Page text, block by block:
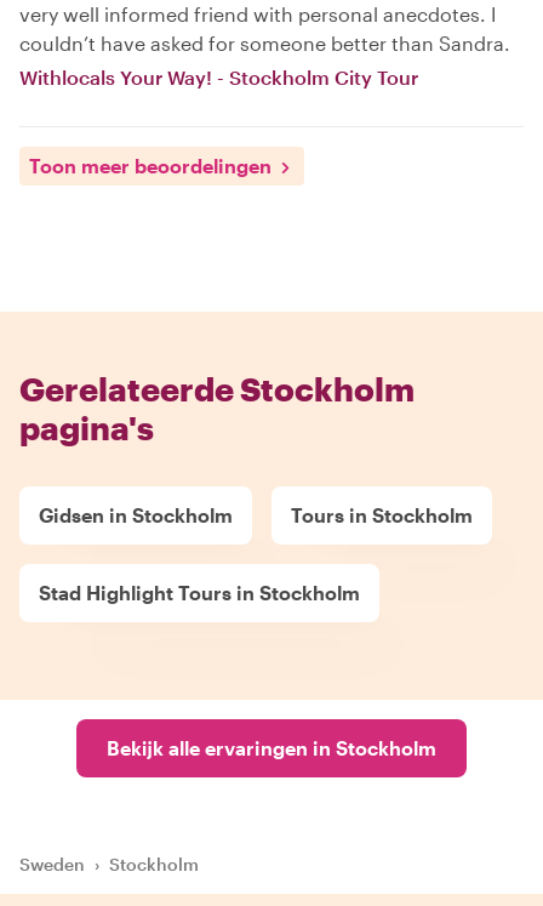
very well informed friend with personal anecdotes. I
couldn’t have asked for someone better than Sandra.
Withlocals Your Way! - Stockholm City Tour
Toon meer beoordelingen
Gerelateerde Stockholm
pagina's
Gidsen in Stockholm Tours in Stockholm
Stad Highlight Tours in Stockholm
Bekijk alle ervaringen in Stockholm
Sweden › Stockholm